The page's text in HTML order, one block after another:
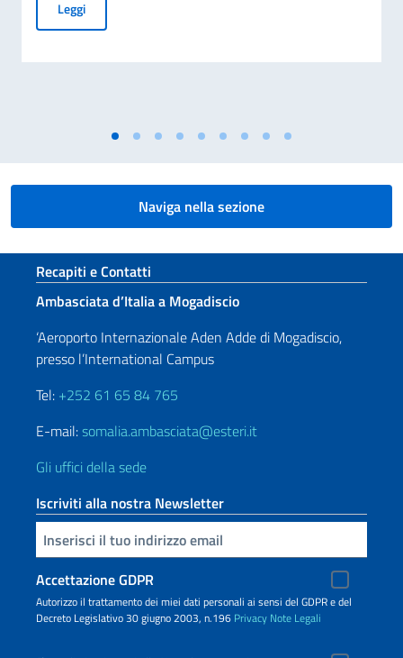
LeggiBorse di studio per l’Accademia di Arti e Mestieri dello
Naviga nella sezione
Sezione footer
Recapiti e Contatti
Ambasciata d’Italia a Mogadiscio
‘Aeroporto Internazionale Aden Adde di Mogadiscio,
presso l’International Campus
Tel: +252 61 65 84 765
E-mail:somalia.ambasciata@esteri.it
Gli uffici della sede
Iscriviti alla nostra Newsletter
Inserisci la tua email
Accettazione GDPR
Autorizzo il trattamento dei miei dati personali ai sensi del GDPR e del
Decreto Legislativo 30 giugno 2003, n.196 Privacy Note Legali